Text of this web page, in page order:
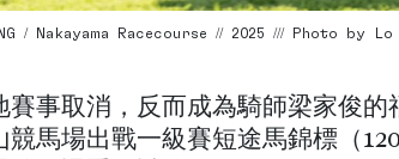
/ Nakayama Racecourse // 2025 /// Photo by
賽事取消，反而成為騎師梁家俊的
競馬場出戰一級賽短途馬錦標（